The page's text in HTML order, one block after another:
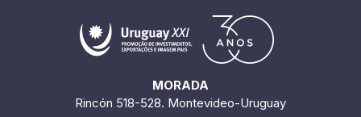
MORADA
Rincón 518-528. Montevideo-Uruguay